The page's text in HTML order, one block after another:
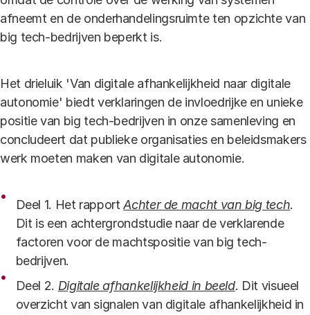
afneemt en de onderhandelingsruimte ten opzichte van
big tech-bedrijven beperkt is.
Het drieluik 'Van digitale afhankelijkheid naar digitale
autonomie' biedt verklaringen de invloedrijke en unieke
positie van big tech-bedrijven in onze samenleving en
concludeert dat publieke organisaties en beleidsmakers
werk moeten maken van digitale autonomie.
Deel 1. Het rapportAchter de macht van big tech.
Dit is een achtergrondstudie naar de verklarende
factoren voor de machtspositie van big tech-
bedrijven.
Deel 2. Digitale afhankelijkheid in beeld. Dit visueel
overzicht van signalen van digitale afhankelijkheid in